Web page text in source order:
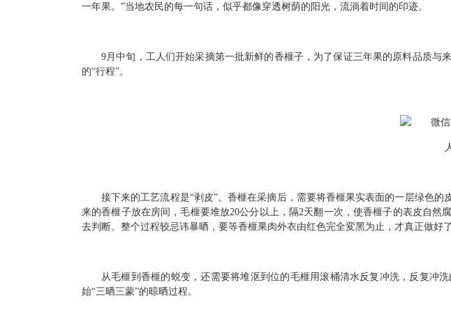
一年果。”当地农民的每一句话，似乎都像穿透树荫的阳光，流淌着时间的印迹。
9月中旬，工人们开始采摘第一批新鲜的香榧子，为了保证三年果的原料品质
的“行程”。
接下来的工艺流程是“剥皮”。香榧在采摘后，需要将香榧果实表面的一层绿色
来的香榧子放在房间，毛榧要堆放20公分以上，隔2天翻一次，使香榧子的表皮自
去判断。整个过程较忌讳暴晒，要等香榧果肉外衣由红色完全変黑为止，才真正做好
从毛榧到香榧的蜕变，还需要将堆沤到位的毛榧用滚桶清水反复冲洗，反复冲
始“三晒三蒙”的晾晒过程。